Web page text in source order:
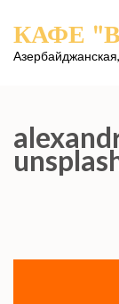
содержимому
КАФЕ